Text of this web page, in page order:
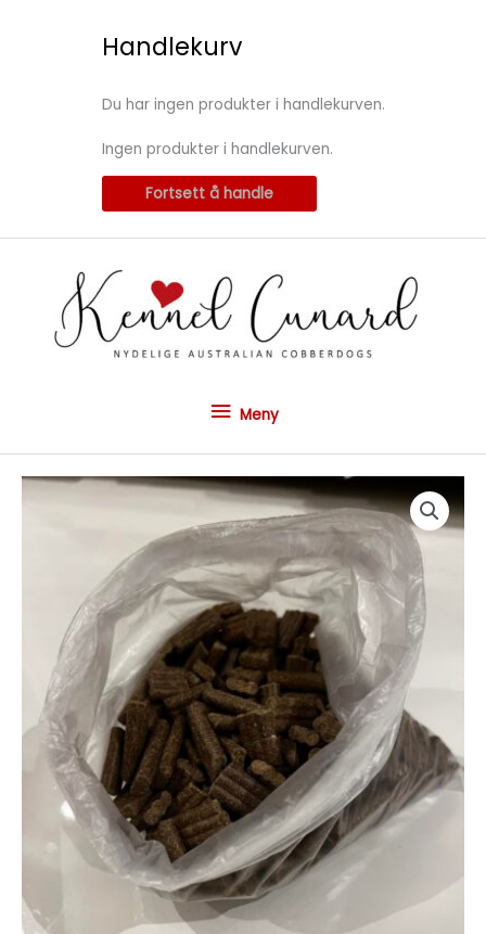
Handlekurv
Du har ingen produkter i handlekurven.
Ingen produkter i handlekurven.
Fortsett å handle
Meny
Meny
Godbiter